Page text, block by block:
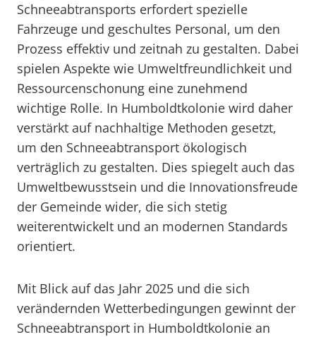
Schneeabtransports erfordert spezielle
Fahrzeuge und geschultes Personal, um den
Prozess effektiv und zeitnah zu gestalten. Dabei
spielen Aspekte wie Umweltfreundlichkeit und
Ressourcenschonung eine zunehmend
wichtige Rolle. In Humboldtkolonie wird daher
verstärkt auf nachhaltige Methoden gesetzt,
um den Schneeabtransport ökologisch
verträglich zu gestalten. Dies spiegelt auch das
Umweltbewusstsein und die Innovationsfreude
der Gemeinde wider, die sich stetig
weiterentwickelt und an modernen Standards
orientiert.
Mit Blick auf das Jahr 2025 und die sich
verändernden Wetterbedingungen gewinnt der
Schneeabtransport in Humboldtkolonie an